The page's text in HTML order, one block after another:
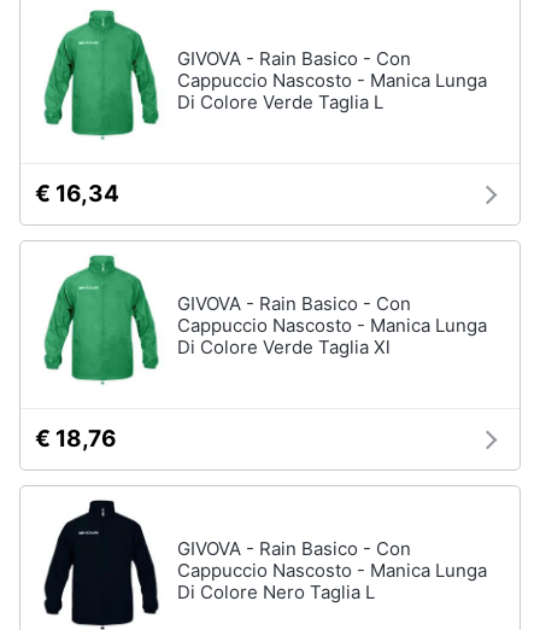
Videogiochi
Audio
Clima
Arredo
Brico
Giardinaggio
Salute
e
igiene
Beauty
Cravatta
Piumino
uomo
Vedi
tutti
Bambino
Scarpe
Sandali
bambina
Vestiti
neonati
Copertina
neonato
Vedi
GIVOVA - Rain Basico - Con
Cappuccio Nascosto - Manica Lunga
Di Colore Verde Taglia L
€ 16,34
GIVOVA - Rain Basico - Con
Cappuccio Nascosto - Manica Lunga
Di Colore Verde Taglia Xl
€ 18,76
GIVOVA - Rain Basico - Con
Cappuccio Nascosto - Manica Lunga
Di Colore Nero Taglia L